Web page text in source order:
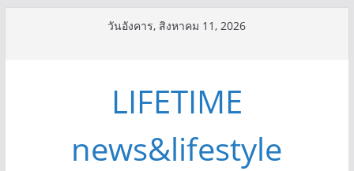
วันอังคาร, สิงหาคม 11, 2026
LIFETIME
news&lifestyle